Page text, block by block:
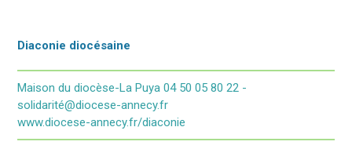
Diaconie diocésaine
Maison du diocèse-La Puya 04 50 05 80 22 -
solidarité@diocese-annecy.fr
www.diocese-annecy.fr/diaconie